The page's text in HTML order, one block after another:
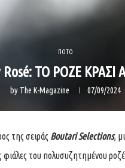
ΠΟΤΟ
Rosé: TO ΡΟΖΕ
by The K-Magazine 07/09/2024
της σειράς Boutari Selections,
του πολυσυζητημένου ροζέ